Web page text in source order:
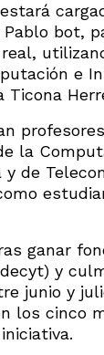
bot,
e
Ticona
la
de
ganar
y
junio y
los cinco